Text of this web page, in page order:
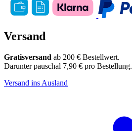
Versand
Gratisversand ab 200 € Bestellwert.
Darunter pauschal 7,90 € pro Bestellung.
Versand ins Ausland